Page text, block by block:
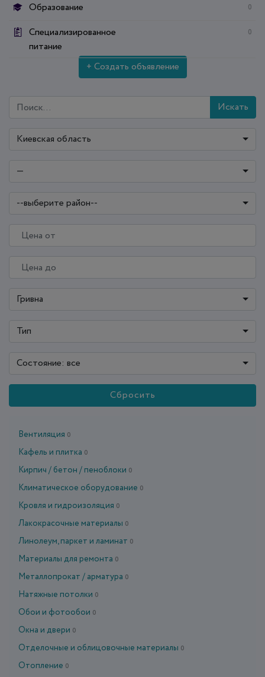
Образование 0
Специализированное
питание
0
+ Создать объявление
Искать
Киевская область
—
--выберите район--
Гривна
Тип
Состояние: все
Сбросить
Вентиляция 0
Кафель и плитка 0
Кирпич / бетон / пеноблоки 0
Климатическое оборудование 0
Кровля и гидроизоляция 0
Лакокрасочные материалы 0
Линолеум, паркет и ламинат 0
Материалы для ремонта 0
Металлопрокат / арматура 0
Натяжные потолки 0
Обои и фотообои 0
Окна и двери 0
Отделочные и облицовочные материалы 0
Отопление 0